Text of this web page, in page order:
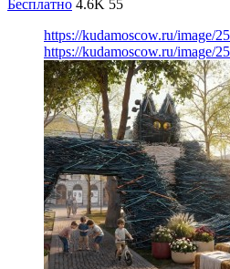
Бесплатно 4.6K 55
https://kudamoscow.ru/image/
https://kudamoscow.ru/image/